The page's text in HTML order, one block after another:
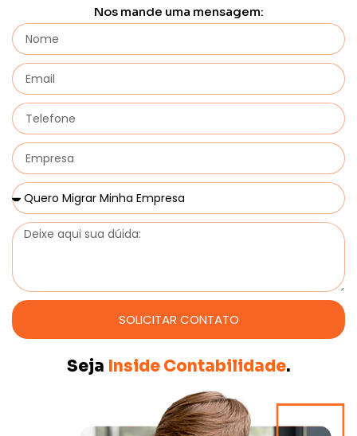
Nos mande uma mensagem:
SOLICITAR CONTATO
Seja Inside Contabilidade.